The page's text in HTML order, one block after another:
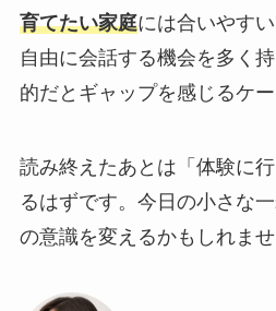
育てたい家庭には合いやす
自由に会話する機会を多く
的だとギャップを感じるケー
読み終えたあとは「体験に
るはずです。今日の小さな
の意識を変えるかもしれませ